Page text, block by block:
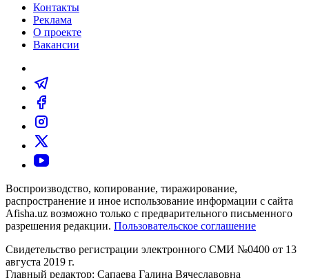
Контакты
Реклама
О проекте
Вакансии
Воспроизводство, копирование, тиражирование,
распространение и иное использование информации с сайта
Afisha.uz возможно только с предварительного письменного
разрешения редакции. Пользовательское соглашение
Свидетельство регистрации электронного СМИ №0400 от 13
августа 2019 г.
Главный редактор: Сапаева Галина Вячеславовна